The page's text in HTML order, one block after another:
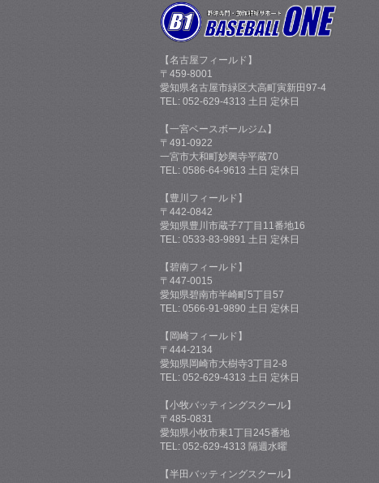
【名古屋フィールド】
〒459-8001
愛知県名古屋市緑区大高町寅新田97-4
TEL: 052-629-4313 土日 定休日
【一宮ベースボールジム】
〒491-0922
一宮市大和町妙興寺平蔵70
TEL: 0586-64-9613 土日 定休日
【豊川フィールド】
〒442-0842
愛知県豊川市蔵子7丁目11番地16
TEL: 0533-83-9891 土日 定休日
【碧南フィールド】
〒447-0015
愛知県碧南市半崎町5丁目57
TEL: 0566-91-9890 土日 定休日
【岡崎フィールド】
〒444-2134
愛知県岡崎市大樹寺3丁目2-8
TEL: 052-629-4313 土日 定休日
【小牧バッティングスクール】
〒485-0831
愛知県小牧市東1丁目245番地
TEL: 052-629-4313 隔週水曜
【半田バッティングスクール】